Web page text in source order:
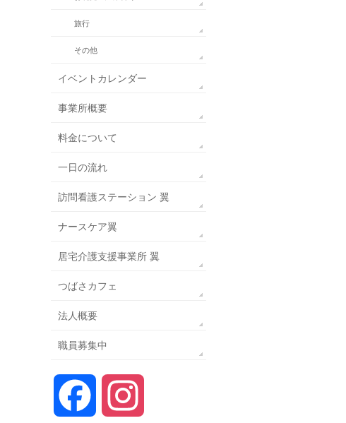
旅行
その他
イベントカレンダー
事業所概要
料金について
一日の流れ
訪問看護ステーション 翼
ナースケア翼
居宅介護支援事業所 翼
つばさカフェ
法人概要
職員募集中
Facebook